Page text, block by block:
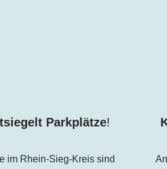
Parkplätze!
im Rhein-Sieg-Kreissind